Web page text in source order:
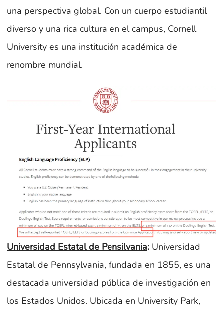
una perspectiva global. Con un cuerpo estudiantil
diverso y una rica cultura en el campus, Cornell
University es una institución académica de
renombre mundial.
Universidad Estatal de Pensilvania: Universidad
Estatal de Pennsylvania, fundada en 1855, es una
destacada universidad pública de investigación en
los Estados Unidos. Ubicada en University Park,